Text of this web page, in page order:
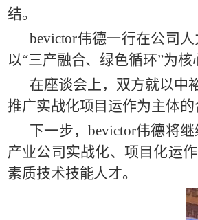
结。
bevictor伟德一行在公司
以“三产融合、绿色循环”为
在座谈会上，双方就以中
推广实战化项目运作为主体
下一步，bevictor伟德将
产业公司实战化、项目化运
素质技术技能人才。